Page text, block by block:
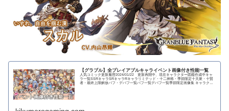
【グラブル】全プレイアブルキャライベント画像付き性能一覧
人気コミック更新履歴2024/01/22 更新再開中、現在キャラクター図鑑作成中キャ
ラ一覧SSRキャラSRキャラRキャラリミテッド・十二神将・季節限定十天衆・十賢
者・最終上限解放バフ・デバフ一覧バフ一覧デバフ一覧季節限定画像集 キャラクタ